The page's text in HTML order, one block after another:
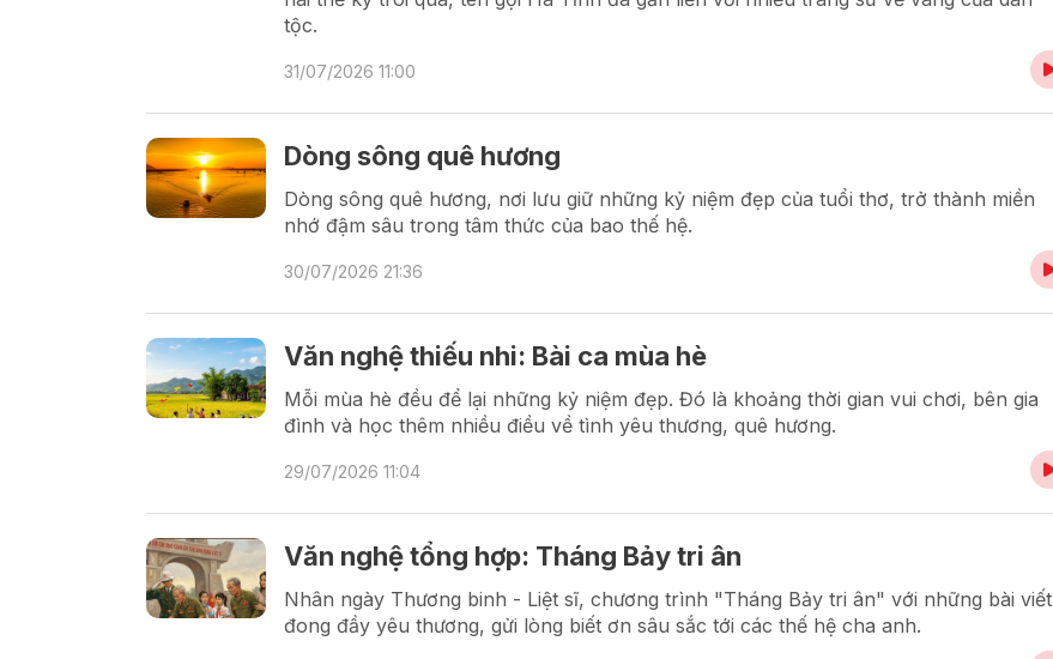
tộc.
31/07/2026 11:00
Dòng sông quê hương
Dòng sông quê hương, nơi lưu giữ những kỷ niệm đẹp của tuổi thơ, trở thành miền
nhớ đậm sâu trong tâm thức của bao thế hệ.
30/07/2026 21:36
Văn nghệ thiếu nhi: Bài ca mùa hè
Mỗi mùa hè đều để lại những kỷ niệm đẹp. Đó là khoảng thời gian vui chơi, bên gia
đình và học thêm nhiều điều về tình yêu thương, quê hương.
29/07/2026 11:04
Văn nghệ tổng hợp: Tháng Bảy tri ân
Nhân ngày Thương binh - Liệt sĩ, chương trình "Tháng Bảy tri ân" với những bài viết
đong đầy yêu thương, gửi lòng biết ơn sâu sắc tới các thế hệ cha anh.